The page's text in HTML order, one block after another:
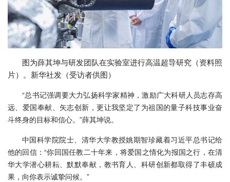
图为薛其坤与研发团队在实验室进行高温超导研究（资料照
片）。新华社发（受访者供图）
“总书记强调要大力弘扬科学家精神，激励广大科研人员志存高
远、爱国奉献、矢志创新，更让我坚定了为祖国的量子科技事业奋
斗终身的目标和信心。”薛其坤说。
中国科学院院士、清华大学教授姚期智珍藏着习近平总书记给
他的回信：“你回国任教二十年来，将爱国之情化为报国之行，在清
华大学潜心耕耘、默默奉献，教书育人、科研创新都取得了丰硕成
果，向你表示诚挚问候。”